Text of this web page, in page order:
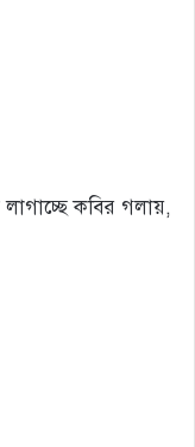
কবির গলায়,